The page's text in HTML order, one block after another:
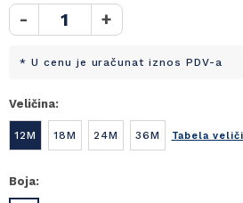
- +
* U cenu je uračunat iznos PDV-a
Veličina:
12M 18M 24M 36M Tabela
Boja: